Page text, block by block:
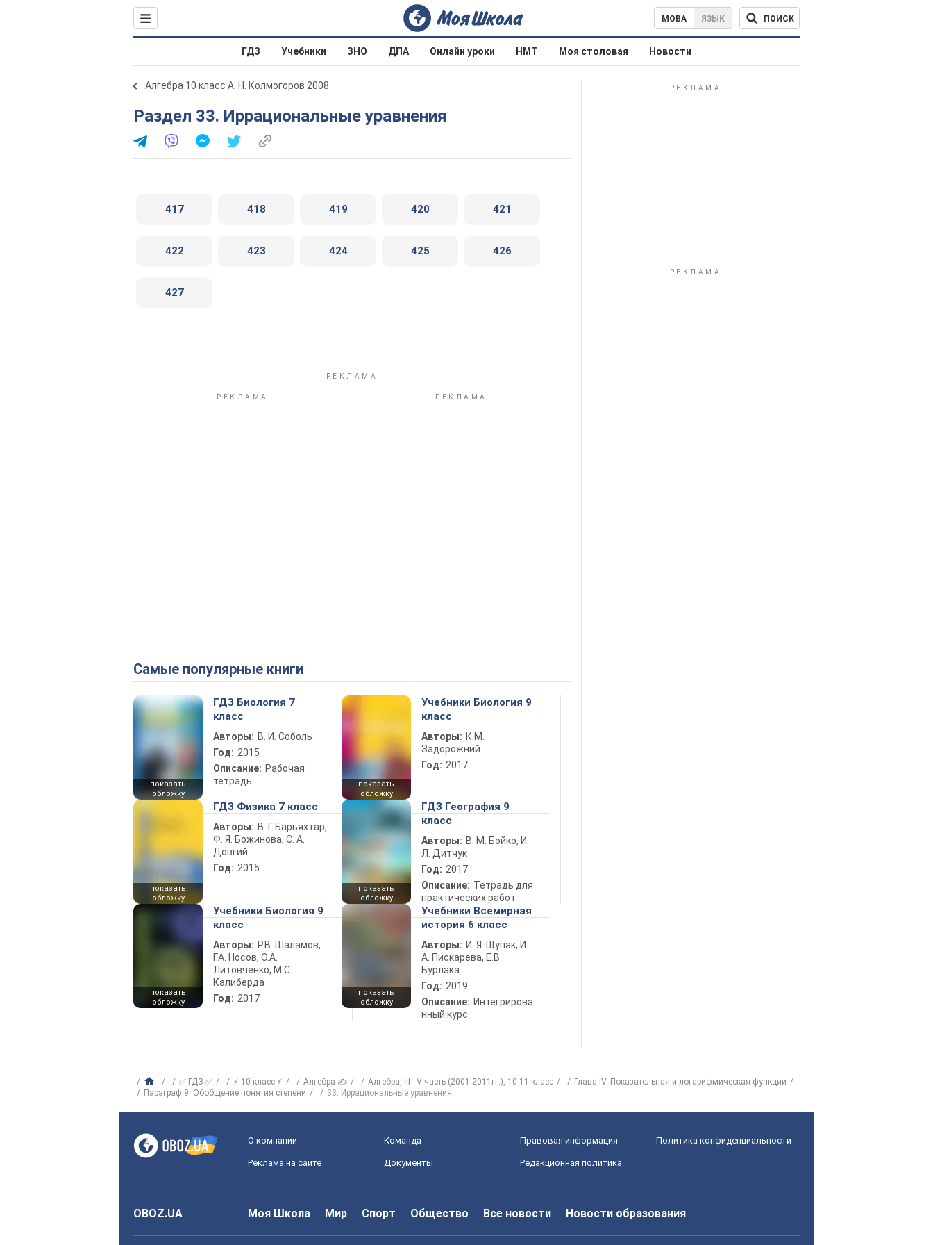
МОВА ЯЗЫК ПОИСК
ГДЗ Учебники ЗНО ДПА Онлайн уроки НМТ Моя столовая Новости
Алгебра 10 класс А. Н. Колмогоров 2008
Раздел 33. Иррациональные уравнения
417 418 419 420 421
422 423 424 425 426
427
Самые популярные книги
показать
обложку
ГДЗ Биология 7
класс
Авторы: В. И. Соболь
Год: 2015
Описание: Рабочая
тетрадь
показать
обложку
Учебники Биология 9
класс
Авторы: К.М.
Задорожний
Год: 2017
показать
обложку
ГДЗ Физика 7 класс
Авторы: В. Г. Барьяхтар,
Ф. Я. Божинова, С. А.
Довгий
Год: 2015
показать
обложку
ГДЗ География 9
класс
Авторы: В. М. Бойко, И.
Л. Дитчук
Год: 2017
Описание: Тетрадь для
практических работ
показать
обложку
Учебники Биология 9
класс
Авторы: Р.В. Шаламов,
Г.А. Носов, О.А.
Литовченко, М.С.
Калиберда
Год: 2017
показать
обложку
Учебники Всемирная
история 6 класс
Авторы: И. Я. Щупак, И.
А. Пискарева, Е.В.
Бурлака
Год: 2019
Описание: Интегрирова
нный курс
✅ ГДЗ ✅ ⚡ 10 класс ⚡ Алгебра ✍ Алгебра, III - V часть (2001-2011гг.), 10-11 класс
Глава IV. Показательная и логарифмическая функции
Параграф 9. Обобщение понятия степени
33. Иррациональные уравнения
О компании Команда Правовая информация Политика конфиденциальности
Реклама на сайте Документы Редакционная политика
OBOZ.UA Моя Школа Мир Спорт Общество Все новости Новости образования